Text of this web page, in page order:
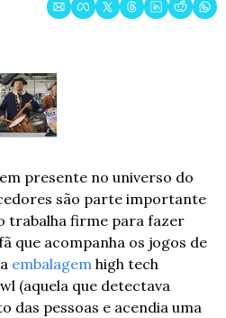
presente no universo do
são parte importante
trabalha firme para fazer
que acompanha os jogos de
embalagem high tech
(aquela que detectava
das pessoas e acendia uma